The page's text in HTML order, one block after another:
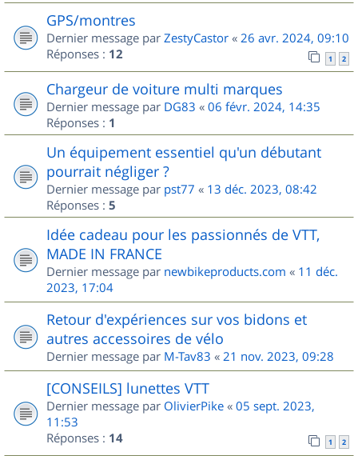
GPS/montres
Dernier message par ZestyCastor « 26 avr. 2024, 09:10
Réponses : 12 1 2
Chargeur de voiture multi marques
Dernier message par DG83 « 06 févr. 2024, 14:35
Réponses : 1
Un équipement essentiel qu'un débutant
pourrait négliger ?
Dernier message par pst77 « 13 déc. 2023, 08:42
Réponses : 5
Idée cadeau pour les passionnés de VTT,
MADE IN FRANCE
Dernier message par newbikeproducts.com « 11 déc.
2023, 17:04
Retour d'expériences sur vos bidons et
autres accessoires de vélo
Dernier message par M-Tav83 « 21 nov. 2023, 09:28
[CONSEILS] lunettes VTT
Dernier message par OlivierPike « 05 sept. 2023,
11:53
Réponses : 14 1 2